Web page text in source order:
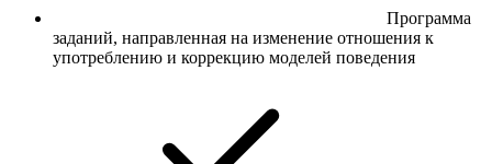
Программа
заданий, направленная на изменение отношения к
употреблению и коррекцию моделей поведения